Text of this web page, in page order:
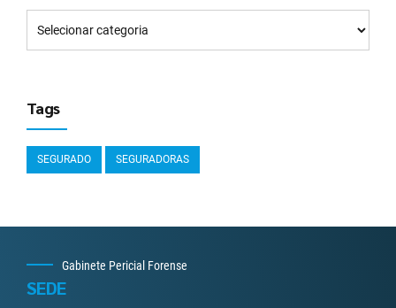
Tags
SEGURADO SEGURADORAS
Gabinete Pericial Forense
SEDE